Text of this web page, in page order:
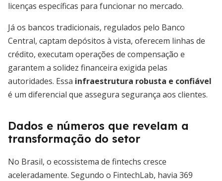
licenças específicas para funcionar no mercado.
Já os bancos tradicionais, regulados pelo Banco
Central, captam depósitos à vista, oferecem linhas de
crédito, executam operações de compensação e
garantem a solidez financeira exigida pelas
autoridades. Essa infraestrutura robusta e confiável
é um diferencial que assegura segurança aos clientes.
Dados e números que revelam a
transformação do setor
No Brasil, o ecossistema de fintechs cresce
aceleradamente. Segundo o FintechLab, havia 369